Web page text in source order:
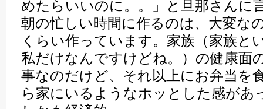
めたらいいのに。。」と旦那さんに
朝の忙しい時間に作るのは、大変な
くらい作っています。家族（家族と
私だけなんですけどね。）の健康面
事なのだけど、それ以上にお弁当を
ら家にいるようなホッとした感があ